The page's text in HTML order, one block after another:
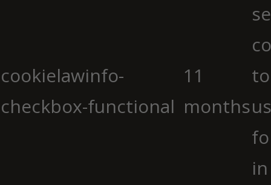
cookielawinfo-
checkbox-functional
11
months